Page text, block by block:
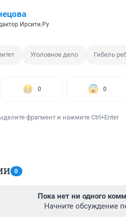
Ирсити.Ру
Уголовное дело Гибель
0 0
фрагмент и нажмите Ctrl+Enter
0
Пока нет ни одного
Начните обсуждение